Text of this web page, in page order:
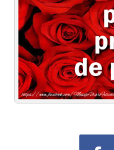
Felicitari muzicale
Felicitari animate
Invitatii